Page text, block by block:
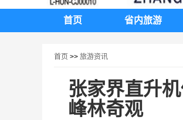
首页 省内旅游
首页 >> 旅游资讯
张家界直升
峰林奇观